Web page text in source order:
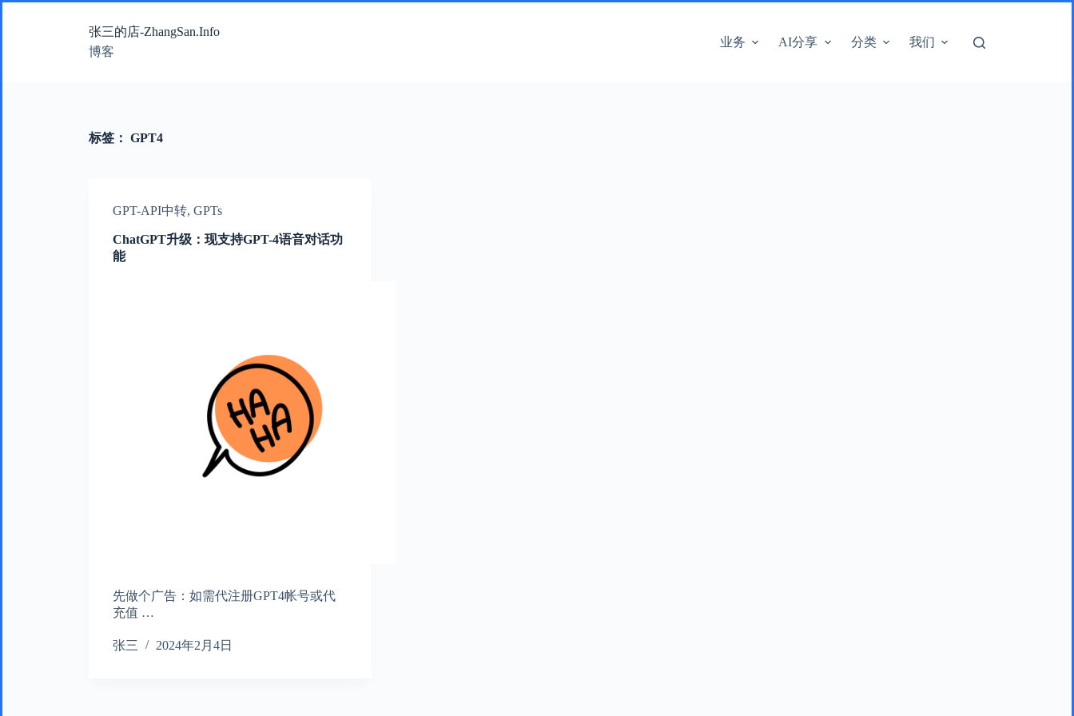
张三的店-ZhangSan.Info
博客
业务 AI分享 分类 我们
标签： GPT4
GPT-API中转, GPTs
ChatGPT升级：现支持GPT-4语音对话功
能
先做个广告：如需代注册GPT4帐号或代
充值 …
张三 2024年2月4日